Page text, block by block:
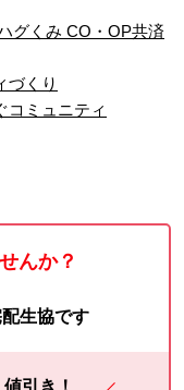
グくみ CO・OP共済
づくり
コミュニティ
んか？
生協です
値引き！